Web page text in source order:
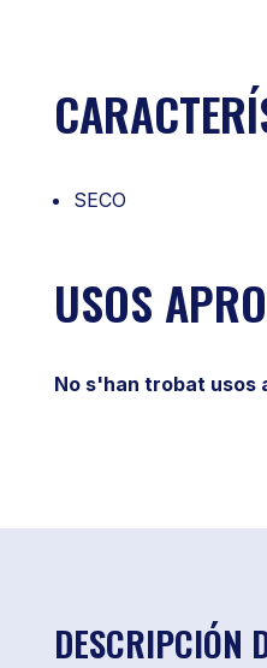
SECO
USOS
No s'han trobat usos
DESCRIPCIÓN